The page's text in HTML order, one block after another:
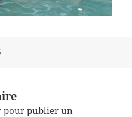
pour publier un